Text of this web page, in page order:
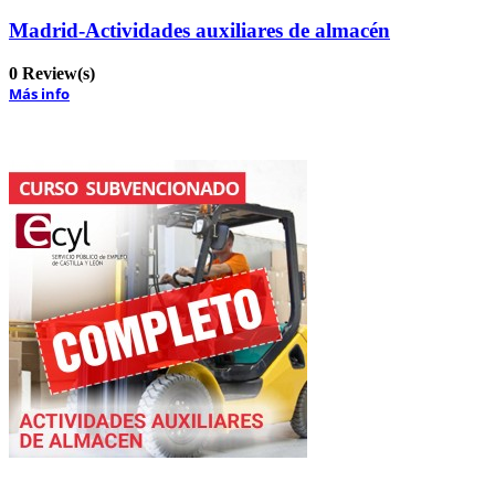
Madrid-Actividades auxiliares de almacén
0 Review(s)
Más info